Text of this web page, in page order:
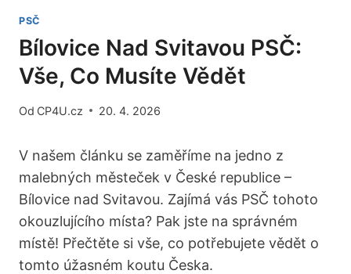
PSČ
Bílovice Nad Svitavou PSČ:
Vše, Co Musíte Vědět
Od CP4U.cz 20. 4. 2026
V našem článku se zaměříme na jedno z
malebných městeček v České republice –
Bílovice nad Svitavou. Zajímá vás PSČ tohoto
okouzlujícího místa? Pak jste na správném
místě! Přečtěte si vše, co potřebujete vědět o
tomto úžasném koutu Česka.